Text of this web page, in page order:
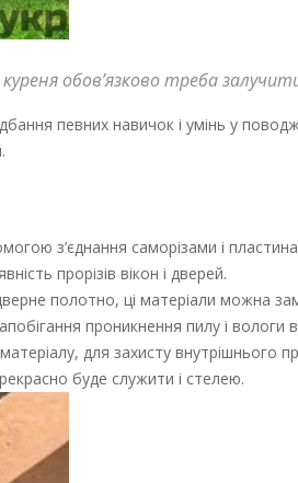
обов’язково треба
певних навичок і умінь у
з’єднання саморізами і
прорізів вікон і дверей.
полотно, ці матеріали можна
проникнення пилу і вологи
для захисту внутрішнього
буде служити і стелею.